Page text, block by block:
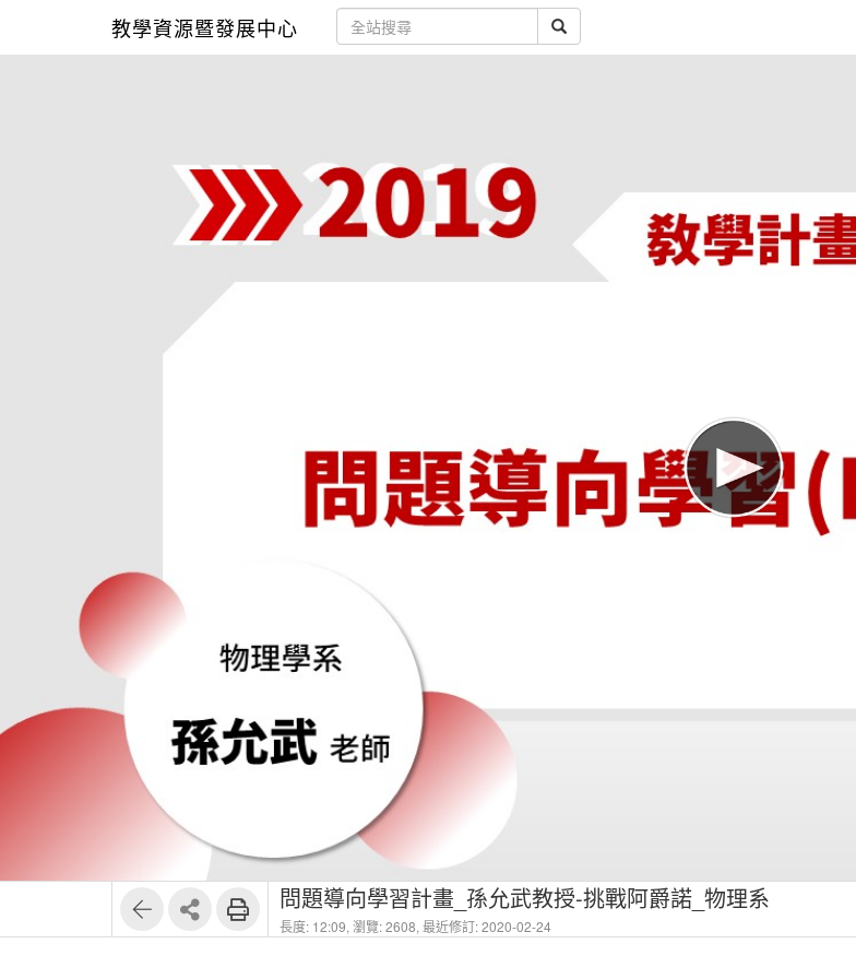
教學資源暨發展中心
問題導向學習計畫_孫允武教授-挑戰阿爵諾_物理系
長度: 12:09, 瀏覽: 2608, 最近修訂: 2020-02-24